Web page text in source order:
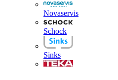
Novaservis
Schock
Sinks